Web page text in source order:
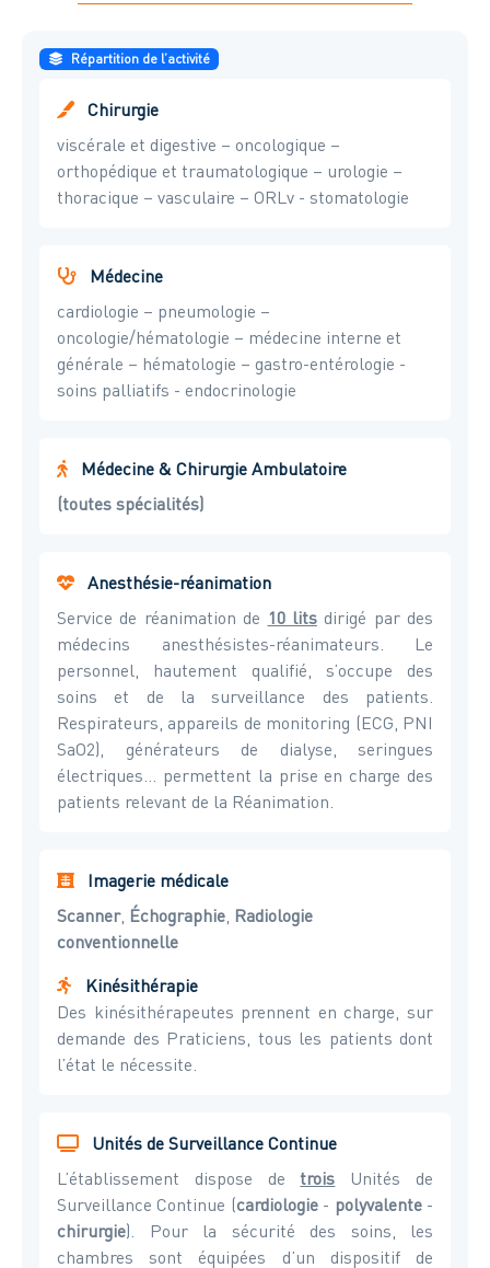
Répartition de l’activité
Chirurgie
viscérale et digestive – oncologique –
orthopédique et traumatologique – urologie –
thoracique – vasculaire – ORLv - stomatologie
Médecine
cardiologie – pneumologie –
oncologie/hématologie – médecine interne et
générale – hématologie – gastro-entérologie -
soins palliatifs - endocrinologie
Médecine & Chirurgie Ambulatoire
(toutes spécialités)
Anesthésie-réanimation
Service de réanimation de 10 litsdirigé par des
médecins anesthésistes-réanimateurs. Le
personnel, hautement qualifié, s’occupe des
soins et de la surveillance des patients.
Respirateurs, appareils de monitoring (ECG, PNI
SaO2), générateurs de dialyse, seringues
électriques… permettent la prise en charge des
patients relevant de la Réanimation.
Imagerie médicale
Scanner, Échographie, Radiologie
conventionnelle
Kinésithérapie
Des kinésithérapeutes prennent en charge, sur
demande des Praticiens, tous les patients dont
l’état le nécessite.
Unités de Surveillance Continue
L’établissement dispose de trois Unités de
Surveillance Continue (cardiologie- polyvalente-
chirurgie). Pour la sécurité des soins, les
chambres sont équipées d’un dispositif de